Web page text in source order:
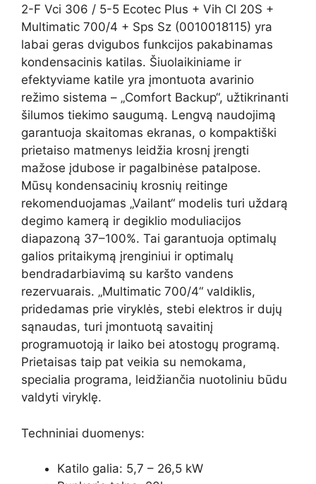
2-F Vci 306 / 5-5 Ecotec Plus + Vih Cl 20S +
Multimatic 700/4 + Sps Sz (0010018115) yra
labai geras dvigubos funkcijos pakabinamas
kondensacinis katilas. Šiuolaikiniame ir
efektyviame katile yra įmontuota avarinio
režimo sistema – „Comfort Backup“, užtikrinanti
šilumos tiekimo saugumą. Lengvą naudojimą
garantuoja skaitomas ekranas, o kompaktiški
prietaiso matmenys leidžia krosnį įrengti
mažose įdubose ir pagalbinėse patalpose.
Mūsų kondensacinių krosnių reitinge
rekomenduojamas „Vailant“ modelis turi uždarą
degimo kamerą ir degiklio moduliacijos
diapazoną 37–100%. Tai garantuoja optimalų
galios pritaikymą įrenginiui ir optimalų
bendradarbiavimą su karšto vandens
rezervuarais. „Multimatic 700/4“ valdiklis,
pridedamas prie viryklės, stebi elektros ir dujų
sąnaudas, turi įmontuotą savaitinį
programuotoją ir laiko bei atostogų programą.
Prietaisas taip pat veikia su nemokama,
specialia programa, leidžiančia nuotoliniu būdu
valdyti viryklę.
Techniniai duomenys:
Katilo galia: 5,7 – 26,5 kW